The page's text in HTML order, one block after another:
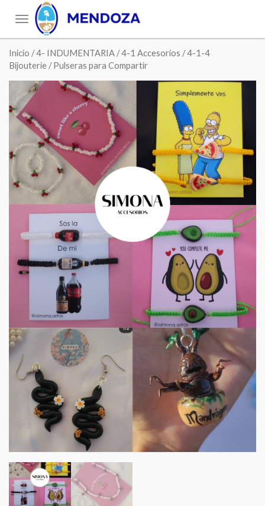
Toggle
navigation
Inicio /4- INDUMENTARIA /4-1 Accesorios /4-1-4
Bijouterie / Pulseras para Compartir